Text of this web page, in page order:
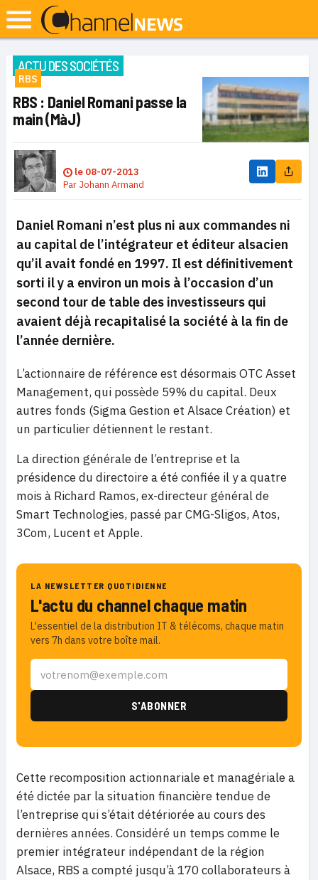
ACTU DES SOCIÉTÉS
RBS
RBS : Daniel Romani passe la
main (MàJ)
le 08-07-2013
Par Johann Armand
Daniel Romani n’est plus ni aux commandes ni
au capital de l’intégrateur et éditeur alsacien
qu’il avait fondé en 1997. Il est définitivement
sorti il y a environ un mois à l’occasion d’un
second tour de table des investisseurs qui
avaient déjà recapitalisé la société à la fin de
l’année dernière.
L’actionnaire de référence est désormais OTC Asset
Management, qui possède 59% du capital. Deux
autres fonds (Sigma Gestion et Alsace Création) et
un particulier détiennent le restant.
La direction générale de l’entreprise et la
présidence du directoire a été confiée il y a quatre
mois à Richard Ramos, ex-directeur général de
Smart Technologies, passé par CMG-Sligos, Atos,
3Com, Lucent et Apple.
LA NEWSLETTER QUOTIDIENNE
L'actu du channel chaque matin
L'essentiel de la distribution IT & télécoms, chaque matin
vers 7h dans votre boîte mail.
Cette recomposition actionnariale et managériale a
été dictée par la situation financière tendue de
l’entreprise qui s’était détériorée au cours des
dernières années. Considéré un temps comme le
premier intégrateur indépendant de la région
Alsace, RBS a compté jusqu’à 170 collaborateurs à